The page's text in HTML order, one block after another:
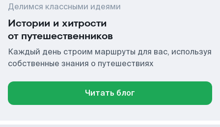
Делимся классными идеями
Истории и хитрости
от путешественников
Каждый день строим маршруты для вас, используя
собственные знания о путешествиях
Читать блог